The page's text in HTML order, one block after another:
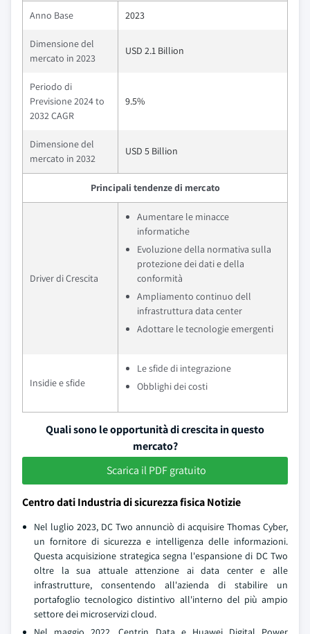
Anno Base 2023
Dimensione del
mercato in 2023
USD 2.1 Billion
Periodo di
Previsione 2024 to
2032 CAGR
9.5%
Dimensione del
mercato in 2032
USD 5 Billion
Principali tendenze di mercato
Driver di Crescita
Aumentare le minacce
informatiche
Evoluzione della normativa sulla
protezione dei dati e della
conformità
Ampliamento continuo dell
infrastruttura data center
Adottare le tecnologie emergenti
Insidie e sfide
Le sfide di integrazione
Obblighi dei costi
Quali sono le opportunità di crescita in questo
mercato?
Scarica il PDF gratuito
Centro dati Industria di sicurezza fisica Notizie
Nel luglio 2023, DC Two annunciò di acquisire Thomas Cyber,
un fornitore di sicurezza e intelligenza delle informazioni.
Questa acquisizione strategica segna l'espansione di DC Two
oltre la sua attuale attenzione ai data center e alle
infrastrutture, consentendo all'azienda di stabilire un
portafoglio tecnologico distintivo all'interno del più ampio
settore dei microservizi cloud.